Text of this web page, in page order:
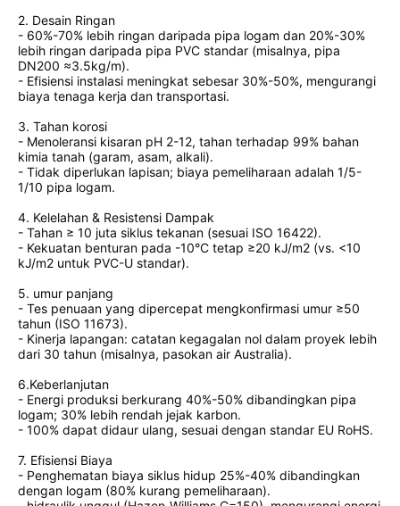
2. Desain Ringan
- 60%-70% lebih ringan daripada pipa logam dan 20%-30%
lebih ringan daripada pipa PVC standar (misalnya, pipa
DN200 ≈3.5kg/m).
- Efisiensi instalasi meningkat sebesar 30%-50%, mengurangi
biaya tenaga kerja dan transportasi.
3. Tahan korosi
- Menoleransi kisaran pH 2-12, tahan terhadap 99% bahan
kimia tanah (garam, asam, alkali).
- Tidak diperlukan lapisan; biaya pemeliharaan adalah 1/5-
1/10 pipa logam.
4. Kelelahan & Resistensi Dampak
- Tahan ≥ 10 juta siklus tekanan (sesuai ISO 16422).
- Kekuatan benturan pada -10°C tetap ≥20 kJ/m2 (vs. <10
kJ/m2 untuk PVC-U standar).
5. umur panjang
- Tes penuaan yang dipercepat mengkonfirmasi umur ≥50
tahun (ISO 11673).
- Kinerja lapangan: catatan kegagalan nol dalam proyek lebih
dari 30 tahun (misalnya, pasokan air Australia).
6.Keberlanjutan
- Energi produksi berkurang 40%-50% dibandingkan pipa
logam; 30% lebih rendah jejak karbon.
- 100% dapat didaur ulang, sesuai dengan standar EU RoHS.
7. Efisiensi Biaya
- Penghematan biaya siklus hidup 25%-40% dibandingkan
dengan logam (80% kurang pemeliharaan).